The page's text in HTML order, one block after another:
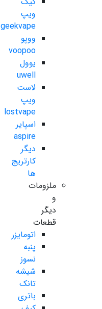
ویپ
geekvape
ووپو
voopoo
یوول
uwell
لاست
ویپ
lostvape
اسپایر
aspire
دیگر
کارتریج
ها
ملزومات
و
دیگر
قطعات
اتومایزر
پنبه
نسوز
شیشه
تانک
باتری